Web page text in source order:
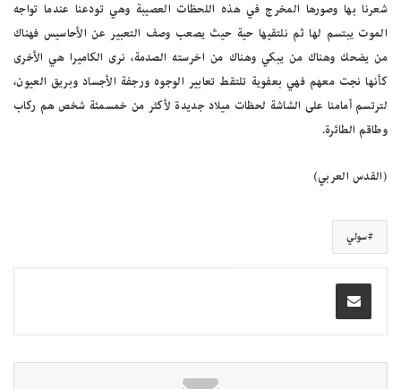
شعرنا بها وصورها المخرج في هذه اللحظات العصيبة وهي تودعنا عندما تواجه
الموت يبتسم لها ثم نلتقيها حية حيث يصعب وصف التعبير عن الأحاسيس فهناك
من يضحك وهناك من يبكي وهناك من اخرسته الصدمة، نرى الكاميرا هي الأخرى
كأنها نجت معهم فهي بعفوية تلتقط تعابير الوجوه ورجفة الأجساد وبريق العيون،
لترتسم أمامنا على الشاشة لحظات ميلاد جديدة لأكثر من خمسمئة شخص هم ركاب
وطاقم الطائرة.
(القدس العربي)
سولي